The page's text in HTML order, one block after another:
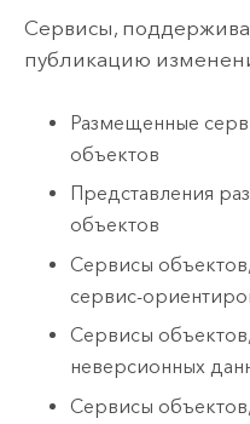
Сервисы,
публикацию
Размещенные
объектов
Представления
объектов
Сервисы
сервис-
Сервисы
неверсионных
Сервисы